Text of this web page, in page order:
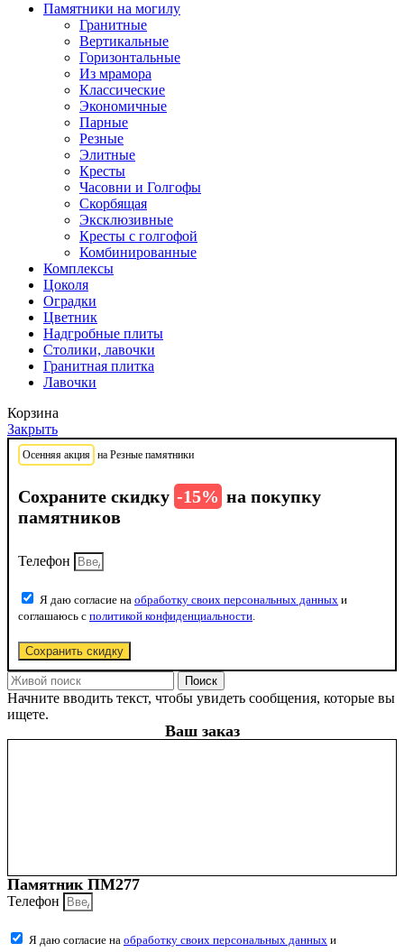
Памятники на могилу
Гранитные
Вертикальные
Горизонтальные
Из мрамора
Классические
Экономичные
Парные
Резные
Элитные
Кресты
Часовни и Голгофы
Скорбящая
Эксклюзивные
Кресты с голгофой
Комбинированные
Комплексы
Цоколя
Оградки
Цветник
Надгробные плиты
Столики, лавочки
Гранитная плитка
Лавочки
Корзина
Закрыть
Осенняя акция на Резные памятники
Сохраните скидку -15% на покупку
памятников
Телефон
Я даю согласие на обработку своих персональных данных и
соглашаюсь с политикой конфиденциальности
Сохранить скидку
Поиск
Начните вводить текст, чтобы увидеть сообщения, которые вы
ищете.
Ваш заказ
Памятник ПМ277
Телефон
Я даю согласие на обработку своих персональных данных и